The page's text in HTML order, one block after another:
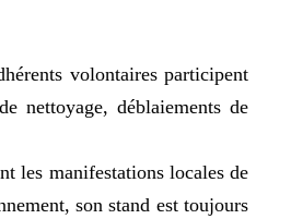
volontaires participent
nettoyage, déblaiements de
les manifestations locales de
son stand est toujours